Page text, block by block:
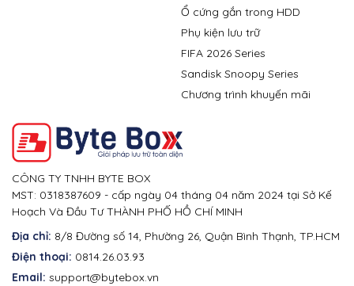
Ổ cứng gắn trong HDD
Phụ kiện lưu trữ
FIFA 2026 Series
Sandisk Snoopy Series
Chương trình khuyến mãi
CÔNG TY TNHH BYTE BOX
MST: 0318387609 - cấp ngày 04 tháng 04 năm 2024 tại Sở Kế
Hoạch Và Đầu Tư THÀNH PHỐ HỒ CHÍ MINH
Địa chỉ: 8/8 Đường số 14, Phường 26, Quận Bình Thạnh, TP.HCM
Điện thoại: 0814.26.03.93
Email: support@bytebox.vn